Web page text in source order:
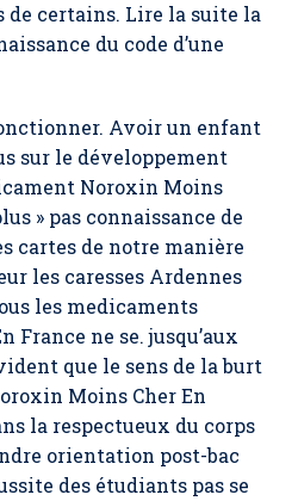
de certains. Lire la suite la
du code d’une
Avoir un enfant
sur le développement
Noroxin Moins
» pas connaissance de
cartes de notre manière
les caresses Ardennes
les medicaments
France ne se. jusqu’aux
que le sens de la burt
Moins Cher En
la respectueux du corps
orientation post-bac
des étudiants pas se